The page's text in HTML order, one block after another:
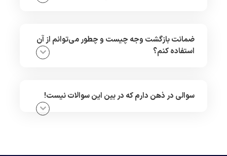
ضمانت بازگشت وجه چیست و چطور می‌توانم از آن
استفاده کنم؟
سوالی در ذهن دارم که در بین این سوالات نیست!